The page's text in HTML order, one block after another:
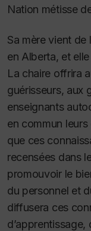
Nation métisse
Sa mère vient
en Alberta, et
La chaire offrira
guérisseurs, aux
enseignants
en commun
que ces
recensées dans
promouvoir le
du personnel et
diffusera ces
d’apprentissage,